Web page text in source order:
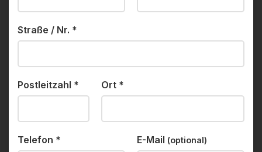
Straße / Nr. *
Postleitzahl * Ort *
Telefon * E-Mail (optional)